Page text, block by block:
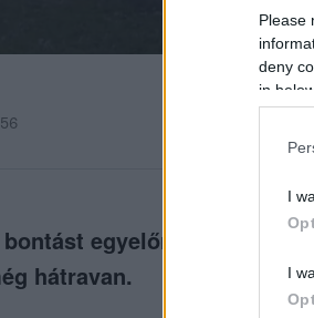
Please
deny
in
I
I
egyelőre megúszták
hátravan.